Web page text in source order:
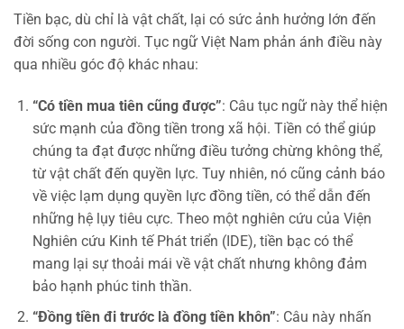
Tiền bạc, dù chỉ là vật chất, lại có sức ảnh hưởng lớn đến
đời sống con người. Tục ngữ Việt Nam phản ánh điều này
qua nhiều góc độ khác nhau:
“Có tiền mua tiên cũng được”: Câu tục ngữ này thể hiện
sức mạnh của đồng tiền trong xã hội. Tiền có thể giúp
chúng ta đạt được những điều tưởng chừng không thể,
từ vật chất đến quyền lực. Tuy nhiên, nó cũng cảnh báo
về việc lạm dụng quyền lực đồng tiền, có thể dẫn đến
những hệ lụy tiêu cực. Theo một nghiên cứu của Viện
Nghiên cứu Kinh tế Phát triển (IDE), tiền bạc có thể
mang lại sự thoải mái về vật chất nhưng không đảm
bảo hạnh phúc tinh thần.
“Đồng tiền đi trước là đồng tiền khôn”: Câu này nhấn